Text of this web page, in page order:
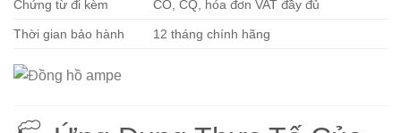
Chứng từ đi kèm CO, CQ, hóa đơn VAT đầy đủ
Thời gian bảo hành 12 tháng chính hãng